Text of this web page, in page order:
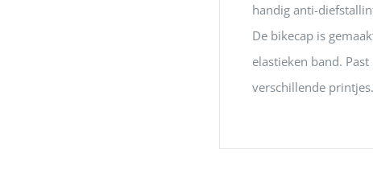
handig anti-
De bikecap is
elastieken band.
verschillende printjes.